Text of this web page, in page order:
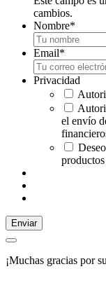
cambios.
Nombre*
Email*
Privacidad
el envío
Enviar
¡Muchas gracias por